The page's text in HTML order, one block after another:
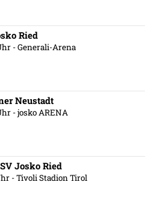
Ried
- Generali-Arena
Neustadt
- josko ARENA
Josko Ried
- Tivoli Stadion Tirol